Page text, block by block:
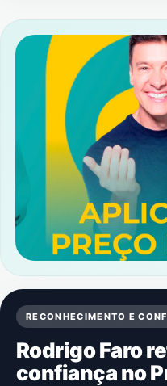
RECONHECIMENTO E
Rodrigo Faro
confiança no